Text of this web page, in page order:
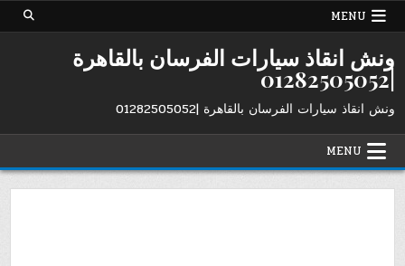
Skip
MENU
ونش انقاذ سيارات الفرسان بالقاهرة
|01282505052
ونش انقاذ سيارات الفرسان بالقاهرة |01282505052
MENU